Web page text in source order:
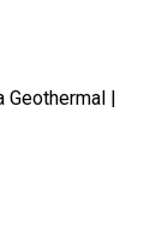
|